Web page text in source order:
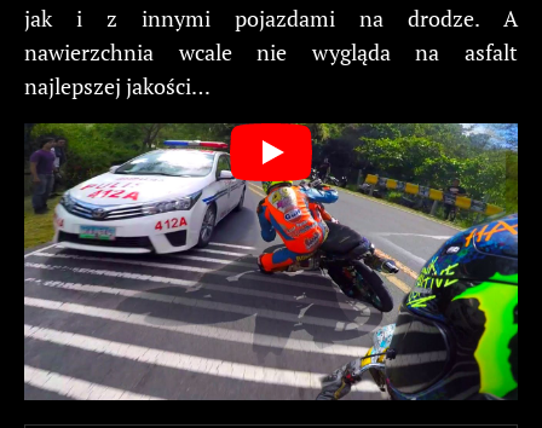
jak i z innymi pojazdami na drodze. A
nawierzchnia wcale nie wygląda na asfalt
najlepszej jakości…